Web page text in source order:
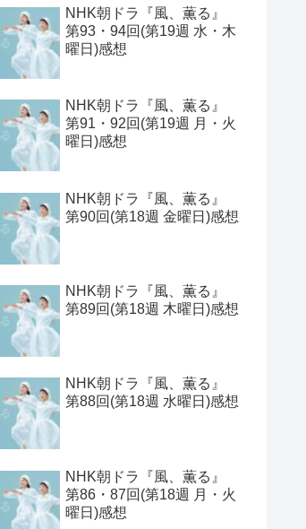
NHK朝ドラ『風、薫る』
第93・94回(第19週 水・木
曜日)感想
NHK朝ドラ『風、薫る』
第91・92回(第19週 月・火
曜日)感想
NHK朝ドラ『風、薫る』
第90回(第18週 金曜日)感想
NHK朝ドラ『風、薫る』
第89回(第18週 木曜日)感想
NHK朝ドラ『風、薫る』
第88回(第18週 水曜日)感想
NHK朝ドラ『風、薫る』
第86・87回(第18週 月・火
曜日)感想